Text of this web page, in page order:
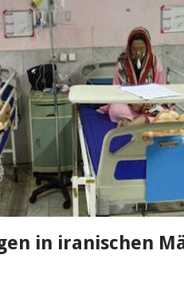
in iranischen